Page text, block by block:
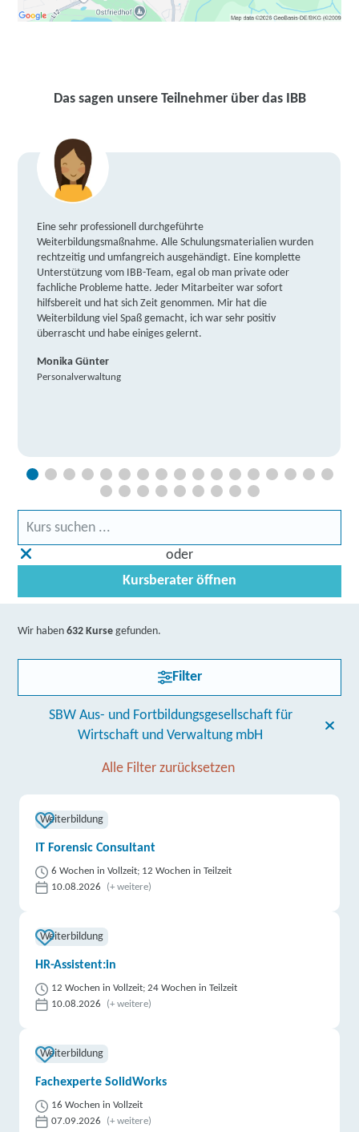
Das sagen unsere Teilnehmer über das IBB
Eine sehr professionell durchgeführte
Weiterbildungsmaßnahme. Alle Schulungsmaterialien wurden
rechtzeitig und umfangreich ausgehändigt. Eine komplette
Unterstützung vom IBB-Team, egal ob man private oder
fachliche Probleme hatte. Jeder Mitarbeiter war sofort
hilfsbereit und hat sich Zeit genommen. Mir hat die
Weiterbildung viel Spaß gemacht, ich war sehr positiv
überrascht und habe einiges gelernt.
Monika Günter
Personalverwaltung
oder
Kursberater öffnen
Wir haben632 Kurse gefunden.
Filter
SBW Aus- und Fortbildungsgesellschaft für
Wirtschaft und Verwaltung mbH
Alle Filter zurücksetzen
Weiterbildung
IT Forensic Consultant
6 Wochen in Vollzeit; 12 Wochen in Teilzeit
10.08.2026
(+ weitere)
Weiterbildung
HR-Assistent:in
12 Wochen in Vollzeit; 24 Wochen in Teilzeit
10.08.2026
(+ weitere)
Weiterbildung
Fachexperte SolidWorks
16 Wochen in Vollzeit
07.09.2026
(+ weitere)